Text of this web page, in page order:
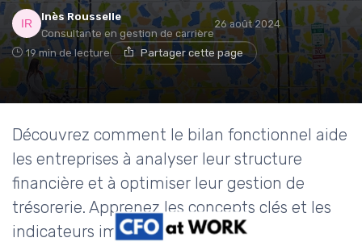
Inès Rousselle
Consultante en gestion de carrière
26 août 2024
19 min de lecture Partager cette page
Découvrez comment le bilan fonctionnel aide
les entreprises à analyser leur structure
financière et à optimiser leur gestion de
trésorerie. Apprenez les concepts clés et les
indicateurs importants.